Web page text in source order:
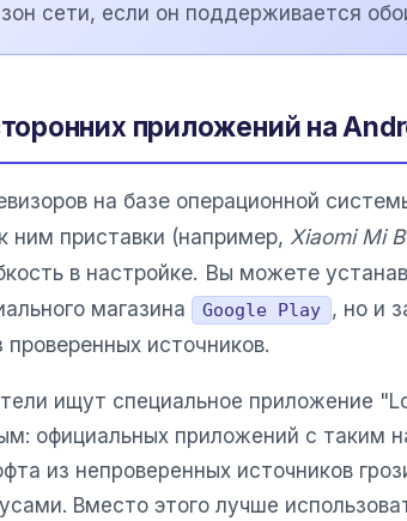
сети, если он поддерживается
приложений на
на базе операционной
ним приставки (например, Xiaomi Mi
в настройке. Вы можете
магазина
Google Play , но и
проверенных источников.
ищут специальное приложение
официальных приложений с таким
из непроверенных источников
Вместо этого лучше